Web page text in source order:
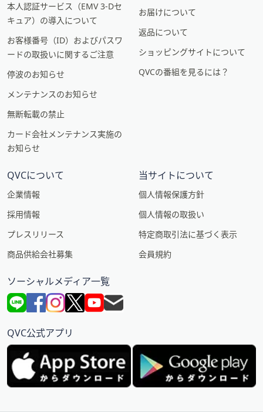
本人認証サービス（EMV 3-Dセ
キュア）の導入について
お客様番号（ID）およびパスワ
ードの取扱いに関するご注意
停波のお知らせ
メンテナンスのお知らせ
無断転載の禁止
カード会社メンテナンス実施の
お知らせ
お届けについて
返品について
ショッピングサイトについて
QVCの番組を見るには？
QVCについて
企業情報
採用情報
プレスリリース
商品供給会社募集
当サイトについて
個人情報保護方針
個人情報の取扱い
特定商取引法に基づく表示
会員規約
ソーシャルメディア一覧
QVC公式アプリ